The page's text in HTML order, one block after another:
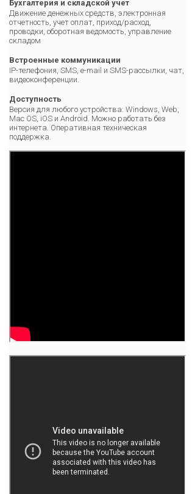
Бухгалтерия и складской учет
Движение денежных средств, электронная
отчетность, учет оплат, приход/расход,
проводки, оборотная ведомость, управление
складом
Встроенные коммуникации
IP-телефония, SMS, e-mail и SMS-рассылки, чат,
видеоконференции.
Доступность
Версия для любого устройства: Windows, Web,
Mac OS, iOS и Android. Можно работать без
интернета. Оперативная техническая
поддержка.